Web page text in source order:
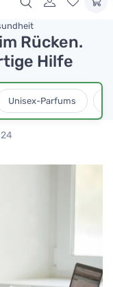
Rücken.
Hilfe
Unisex-Parfums